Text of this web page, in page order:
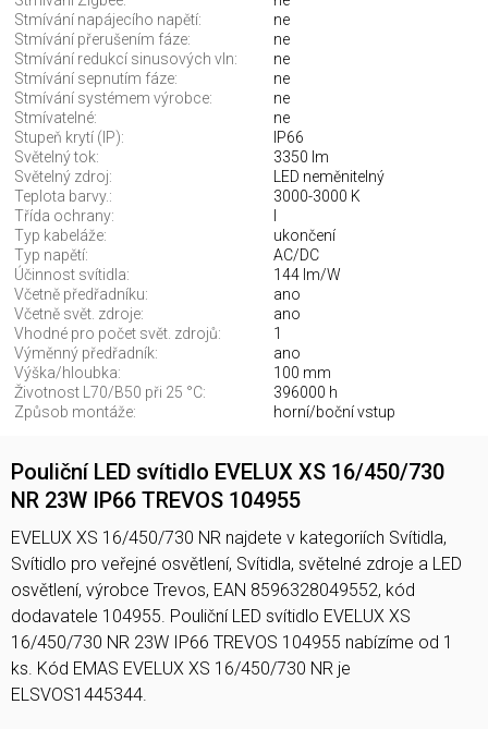
Stmívání napájecího napětí:
ne
Stmívání přerušením fáze:
ne
Stmívání redukcí sinusových vln:
ne
Stmívání sepnutím fáze:
ne
Stmívání systémem výrobce:
ne
Stmívatelné:
ne
Stupeň krytí (IP):
IP66
Světelný tok:
3350 lm
Světelný zdroj:
LED neměnitelný
Teplota barvy.:
3000-3000 K
Třída ochrany:
Typ kabeláže:
ukončení
Typ napětí:
AC/DC
Účinnost svítidla:
144 lm/W
Včetně předřadníku:
ano
Včetně svět. zdroje:
ano
Vhodné pro počet svět. zdrojů:
1
Výměnný předřadník:
ano
Výška/hloubka:
100 mm
Životnost L70/B50 při 25 °C:
396000 h
Způsob montáže:
horní/boční vstup
Pouliční LED svítidlo EVELUX XS 16/450/730
NR 23W IP66 TREVOS 104955
EVELUX XS 16/450/730 NR najdete v kategoriích Svítidla,
Svítidlo pro veřejné osvětlení, Svítidla, světelné zdroje a LED
osvětlení, výrobce Trevos, EAN 8596328049552, kód
dodavatele 104955. Pouliční LED svítidlo EVELUX XS
16/450/730 NR 23W IP66 TREVOS 104955 nabízíme od 1
ks. Kód EMAS EVELUX XS 16/450/730 NR je
ELSVOS1445344.